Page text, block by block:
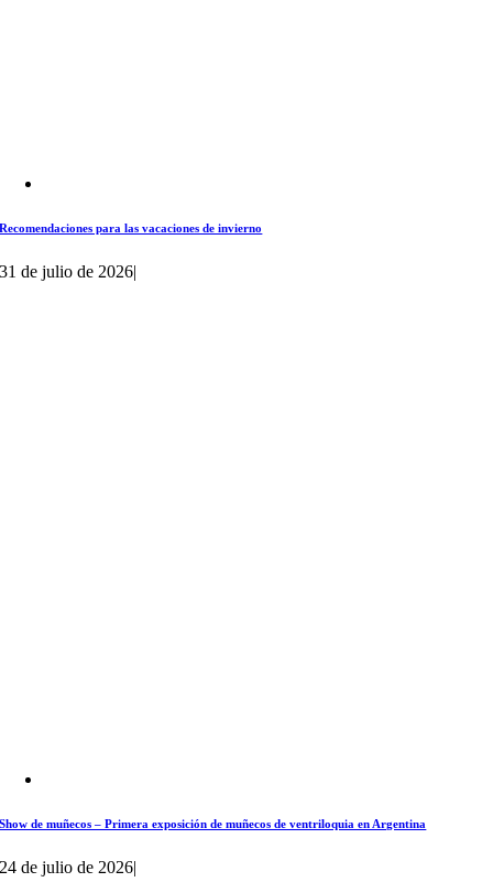
Recomendaciones para las vacaciones de invierno
31 de julio de 2026|
Show de muñecos – Primera exposición de muñecos de ventriloquia en Argentina
24 de julio de 2026|